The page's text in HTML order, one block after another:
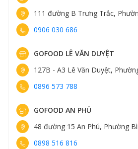
111 đường B Trưng Trắc,
0906 030 686
GOFOOD LÊ VĂN DUYỆT
127B - A3 Lê Văn Duyệt,
0896 573 788
GOFOOD AN PHÚ
48 đường 15 An Phú, Phường
0898 516 816